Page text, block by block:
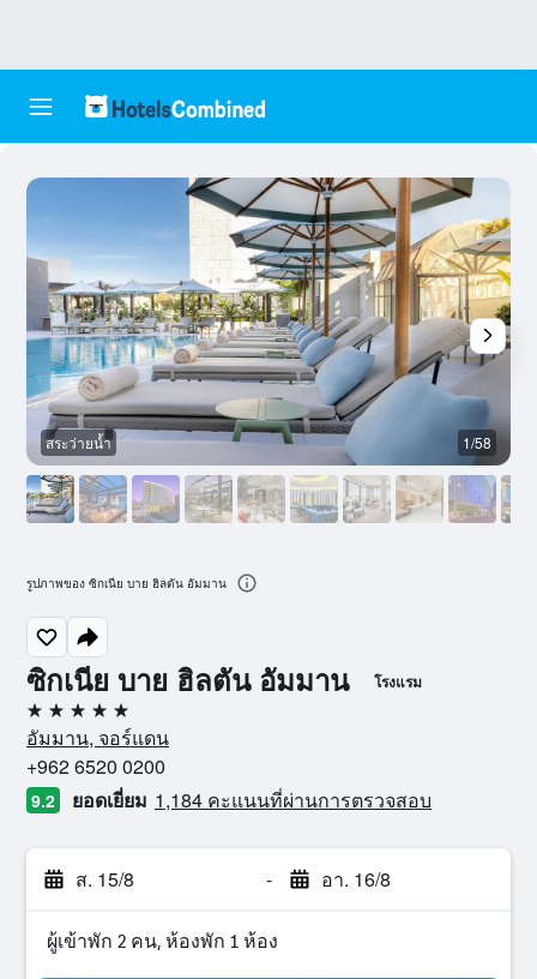
ซิกเนีย บาย ฮิลตัน อัมมาน โรงแรม
5 ดาว
อัมมาน, จอร์แดน
+962 6520 0200
9.2 ยอดเยี่ยม 1,184 คะแนนที่ผ่านการตรวจสอบ
ส. 15/8 - อา. 16/8
ผู้เข้าพัก 2 คน, ห้องพัก 1 ห้อง
สระว่ายน้ำ 1/58
รูปภาพของ ซิกเนีย บาย ฮิลตัน อัมมาน